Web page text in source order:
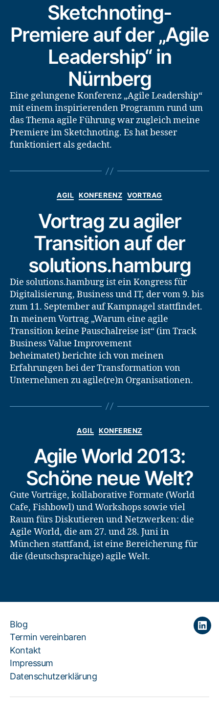
Sketchnoting-
Premiere auf der „Agile
Leadership“ in
Nürnberg
Eine gelungene Konferenz „Agile Leadership“
mit einem inspirierenden Programm rund um
das Thema agile Führung war zugleich meine
Premiere im Sketchnoting. Es hat besser
funktioniert als gedacht.
Kategorien
AGIL KONFERENZ VORTRAG
Vortrag zu agiler
Transition auf der
solutions.hamburg
Die solutions.hamburg ist ein Kongress für
Digitalisierung, Business und IT, der vom 9. bis
zum 11. September auf Kampnagel stattfindet.
In meinem Vortrag „Warum eine agile
Transition keine Pauschalreise ist“ (im Track
Business Value Improvement
beheimatet) berichte ich von meinen
Erfahrungen bei der Transformation von
Unternehmen zu agile(re)n Organisationen.
Kategorien
AGIL KONFERENZ
Agile World 2013:
Schöne neue Welt?
Gute Vorträge, kollaborative Formate (World
Cafe, Fishbowl) und Workshops sowie viel
Raum fürs Diskutieren und Netzwerken: die
Agile World, die am 27. und 28. Juni in
München stattfand, ist eine Bereicherung für
die (deutschsprachige) agile Welt.
Blog
Termin vereinbaren
Kontakt
Impressum
Datenschutzerklärung